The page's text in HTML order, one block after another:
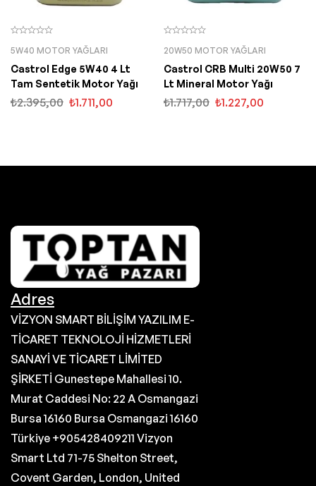
5W40 MOTOR YAĞLARI
Castrol Edge 5W40 4 Lt
Tam Sentetik Motor Yağı
₺2.395,00 ₺1.711,00
20W50 MOTOR YAĞLARI
Castrol CRB Multi 20W50 7
Lt Mineral Motor Yağı
₺1.717,00 ₺1.227,00
Adres
VİZYON SMART BİLİŞİM YAZILIM E-
TİCARET TEKNOLOJİ HİZMETLERİ
SANAYİ VE TİCARET LİMİTED
ŞİRKETİ Gunestepe Mahallesi 10.
Murat Caddesi No: 22 A Osmangazi
Bursa 16160 Bursa Osmangazi 16160
Türkiye +905428409211 Vizyon
Smart Ltd 71-75 Shelton Street,
Covent Garden, London, United